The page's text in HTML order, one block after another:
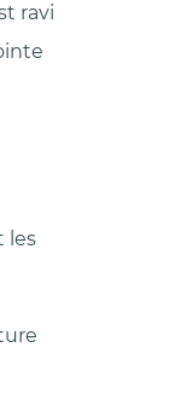
ravi
les